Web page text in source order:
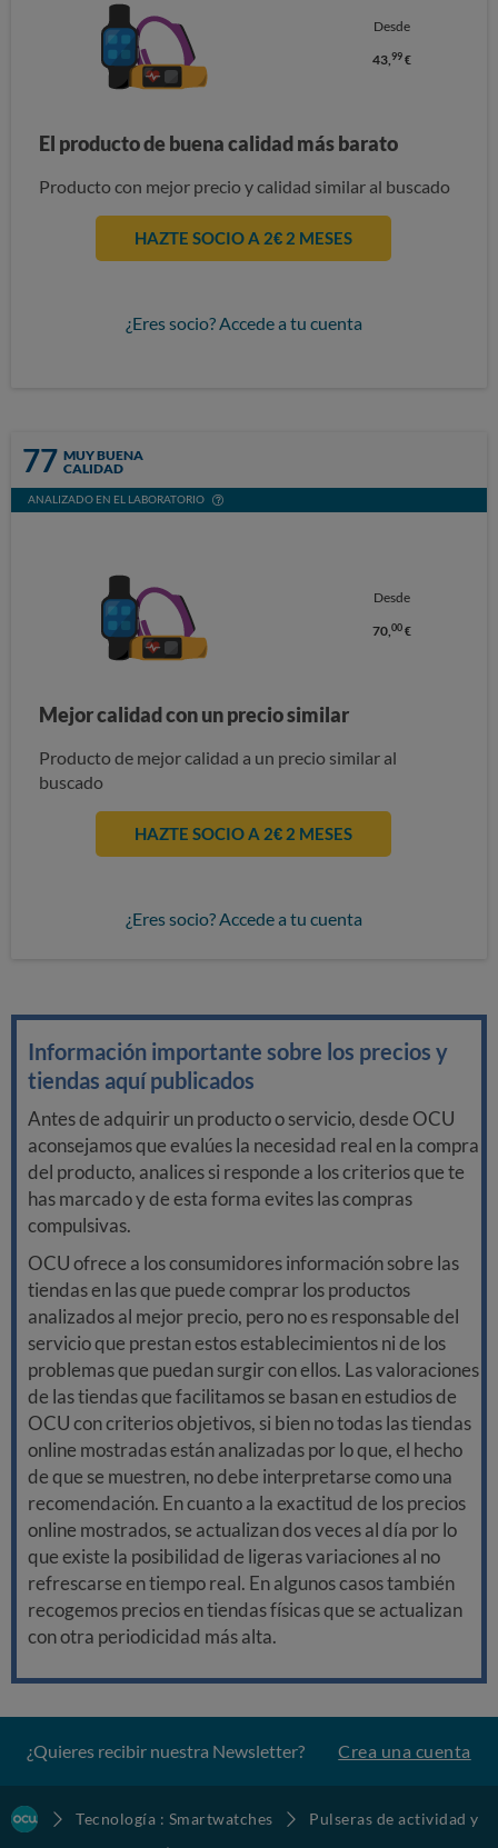
Desde
43,99€
El producto de buena calidad más barato
Producto con mejor precio y calidad similar al buscado
HAZTE SOCIO A 2€ 2 MESES
¿Eres socio? Accede a tu cuenta
77 MUY BUENA
CALIDAD
ANALIZADO EN EL LABORATORIO
Desde
70,00€
Mejor calidad con un precio similar
Producto de mejor calidad a un precio similar al
buscado
HAZTE SOCIO A 2€ 2 MESES
¿Eres socio? Accede a tu cuenta
Información importante sobre los precios y
tiendas aquí publicados
Antes de adquirir un producto o servicio, desde OCU
aconsejamos que evalúes la necesidad real en la compra
del producto, analices si responde a los criterios que te
has marcado y de esta forma evites las compras
compulsivas.
OCU ofrece a los consumidores información sobre las
tiendas en las que puede comprar los productos
analizados al mejor precio, pero no es responsable del
servicio que prestan estos establecimientos ni de los
problemas que puedan surgir con ellos. Las valoraciones
de las tiendas que facilitamos se basan en estudios de
OCU con criterios objetivos, si bien no todas las tiendas
online mostradas están analizadas por lo que, el hecho
de que se muestren, no debe interpretarse como una
recomendación. En cuanto a la exactitud de los precios
online mostrados, se actualizan dos veces al día por lo
que existe la posibilidad de ligeras variaciones al no
refrescarse en tiempo real. En algunos casos también
recogemos precios en tiendas físicas que se actualizan
con otra periodicidad más alta.
¿Quieres recibir nuestra Newsletter? Crea una cuenta
Tecnología : Smartwatches
Pulseras de actividad y